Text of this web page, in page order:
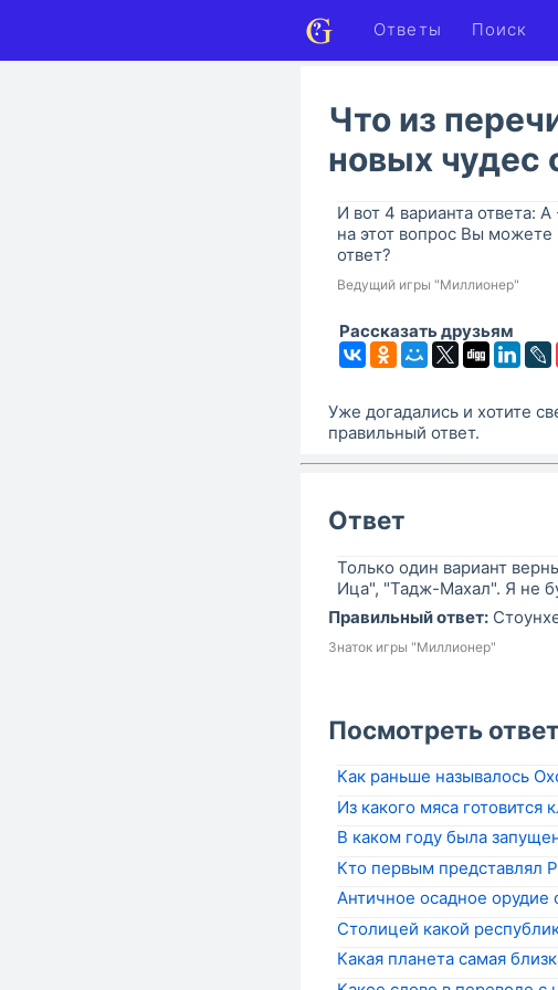
Ответы Поиск
Что из
новых чудес
И вот 4 варианта ответа:
на этот вопрос Вы можете
ответ?
Ведущий игры "Миллионер"
Рассказать друзьям
Уже догадались и хотите
правильный ответ.
Ответ
Только один вариант
Ица", "Тадж-Махал". Я не
Правильный ответ:
Знаток игры "Миллионер"
Посмотреть
Как раньше называлось
Из какого мяса готовится
В каком году была
Кто первым представлял
Античное осадное орудие
Столицей какой
Какая планета самая